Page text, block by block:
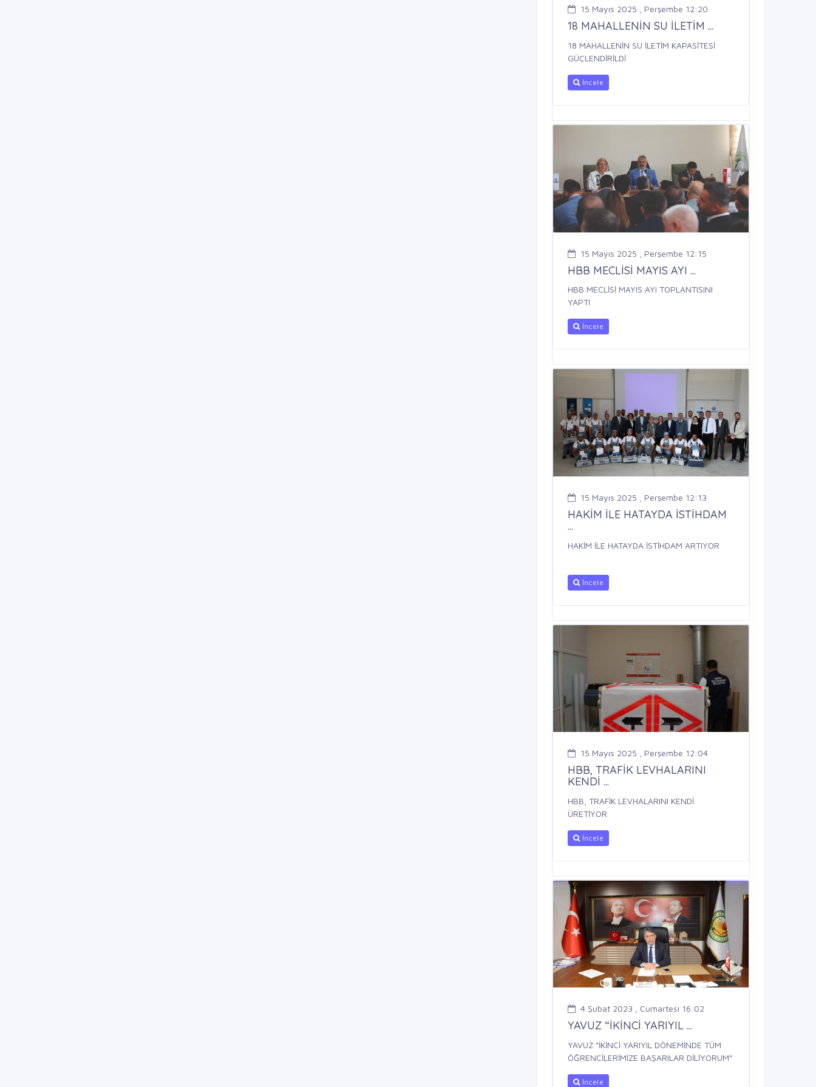
15 Mayıs 2025 , Perşembe 12:20
18 MAHALLENİN SU İLETİM ...
18 MAHALLENİN SU İLETİM KAPASİTESİ
GÜÇLENDİRİLDİ
İncele
15 Mayıs 2025 , Perşembe 12:15
HBB MECLİSİ MAYIS AYI ...
HBB MECLİSİ MAYIS AYI TOPLANTISINI
YAPTI
İncele
15 Mayıs 2025 , Perşembe 12:13
HAKİM İLE HATAYDA İSTİHDAM
...
HAKİM İLE HATAYDA İSTİHDAM ARTIYOR
İncele
15 Mayıs 2025 , Perşembe 12:04
HBB, TRAFİK LEVHALARINI
KENDİ ...
HBB, TRAFİK LEVHALARINI KENDİ
ÜRETİYOR
İncele
4 Şubat 2023 , Cumartesi 16:02
YAVUZ “İKİNCİ YARIYIL ...
YAVUZ “İKİNCİ YARIYIL DÖNEMİNDE TÜM
ÖĞRENCİLERİMİZE BAŞARILAR DİLİYORUM”
İncele